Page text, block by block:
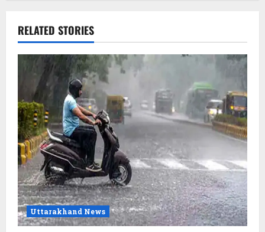
v
i
a
t
i
o
n
RELATED STORIES
Uttarakhand News